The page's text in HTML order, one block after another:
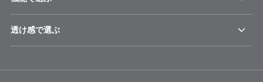
透け感で選ぶ